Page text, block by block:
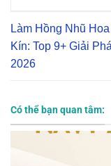
Làm Hồng Nhũ
Kín: Top 9+ Giải
2026
Có thể bạn quan tâm: